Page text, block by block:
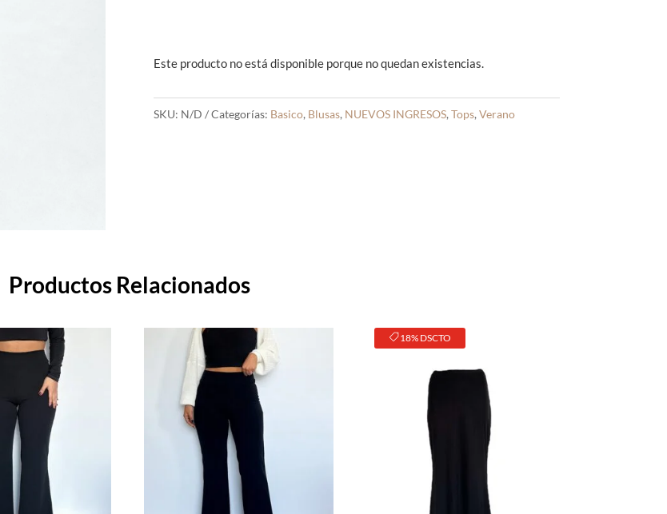
Este producto no está disponible porque no quedan existencias.
SKU: N/D Categorías: Basico, Blusas, NUEVOS INGRESOS, Tops, Verano
Productos Relacionados
18% DSCTO